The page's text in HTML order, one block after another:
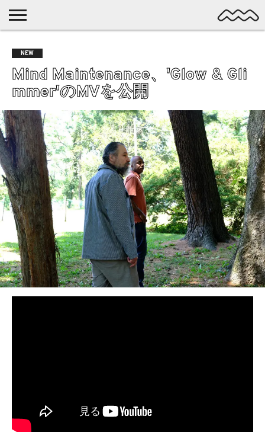
MUSIC
LATEST
POSTS
SPOTLIGHT
NYP
/ DL
DISCOVERY
POP
ALTERNATIVE
ELECTRONIC
FOLK
PSYCH
DREAMPOP
POSTPUNK
LO-
GARAGE
EXPERIMENTAL
SYNTHPOP
PUNK
SHOEGAZE
SOUL
BEDROOM
NEW
Mind Maintenance、'Glow & Gli
mmer'のMVを公開